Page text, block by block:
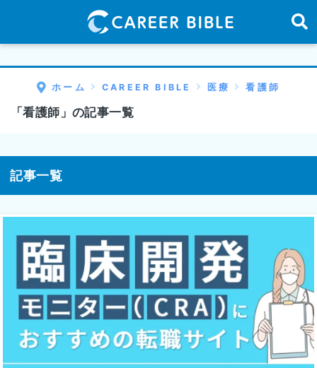
ホーム CAREER BIBLE 医療 看護師
「看護師」の記事一覧
記事一覧